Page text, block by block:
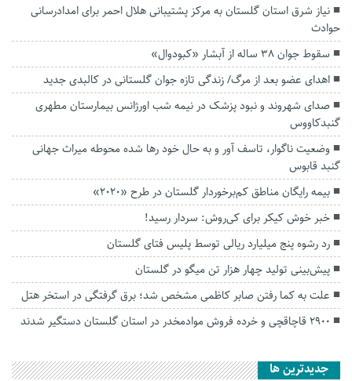
نیاز شرق استان گلستان به مرکز پشتیبانی هلال احمر برای امدادرسانی
حوادث
سقوط جوان ۳۸ ساله از آبشار «کبودوال»
اهدای عضو بعد از مرگ/ زندگی تازه جوان گلستانی در کالبدی جدید
صدای شهروند و نبود پزشک در نیمه شب اورژانس بیمارستان مطهری
گنبدکاووس
وضعیت ناگوار، تاسف آور و به حال خود رها شده محوطه میراث‌ جهانی
گنبد قابوس
بیمه رایگان مناطق کم‌برخوردار گلستان در طرح «۲۰۲۰»
خبر خوش کیکر برای کی‌روش: سردار رسید!
رد رشوه پنج میلیارد ریالی توسط پلیس فتای گلستان
پیش‌بینی تولید چهار هزار تن میگو در گلستان
علت به کما رفتن صابر کاظمی مشخص شد؛ برق گرفتگی در استخر هتل
۲۹۰۰ قاچاقچی و خرده فروش موادمخدر در استان گلستان دستگیر شدند
جديدترين ها